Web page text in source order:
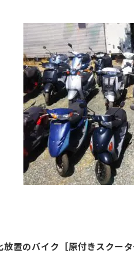
置のバイク［原付きスクー